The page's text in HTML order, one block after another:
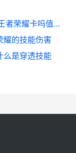
小米6打王者荣耀卡吗 小米6打王者荣耀卡吗值得买吗
耀的技能伤害
么是穿透技能